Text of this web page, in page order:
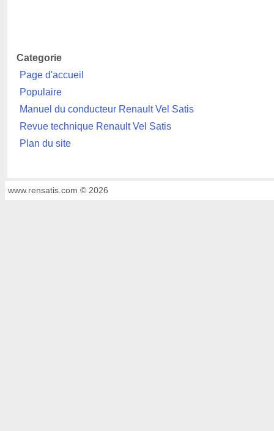
Categorie
Page d'accueil
Populaire
Manuel du conducteur Renault Vel Satis
Revue technique Renault Vel Satis
Plan du site
www.rensatis.com © 2026